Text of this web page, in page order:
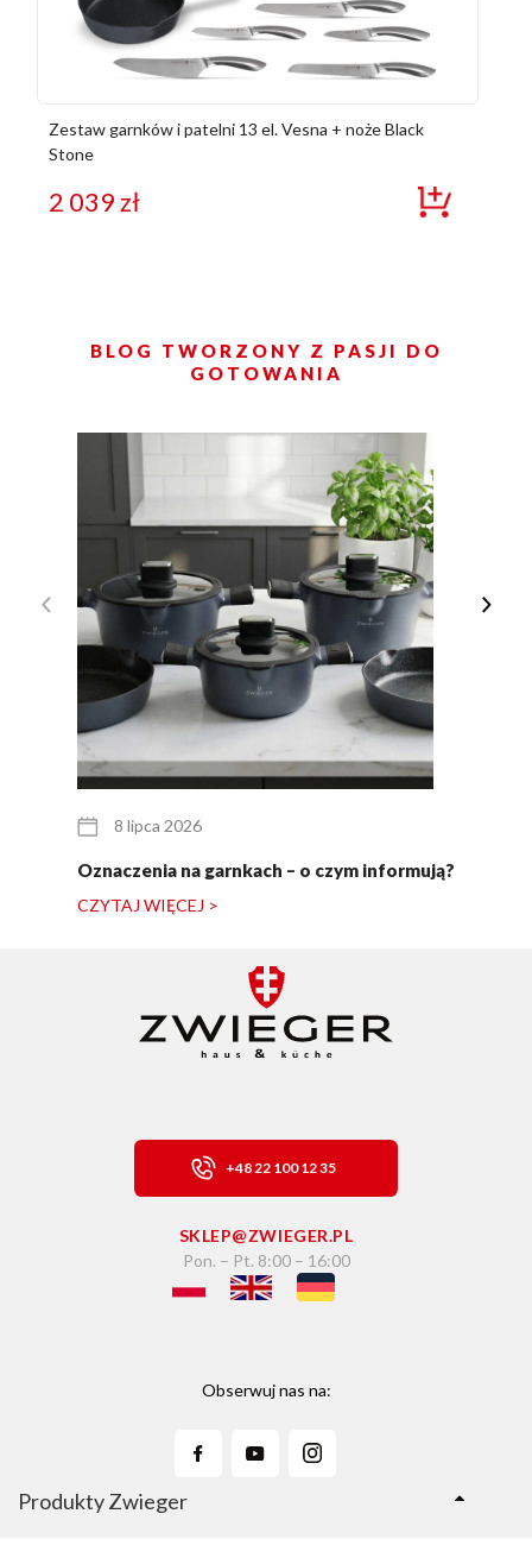
Zestaw garnków i patelni 13 el. Vesna + noże Black
Stone
2 039zł
BLOG TWORZONY Z PASJI DO
GOTOWANIA
8 lipca 2026
Oznaczenia na garnkach – o czym informują?
CZYTAJ WIĘCEJ >
+48 22 100 12 35
SKLEP@ZWIEGER.PL
Pon. – Pt. 8:00 – 16:00
Obserwuj nas na:
Produkty Zwieger